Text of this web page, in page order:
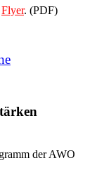
Flyer. (PDF)
der AWO